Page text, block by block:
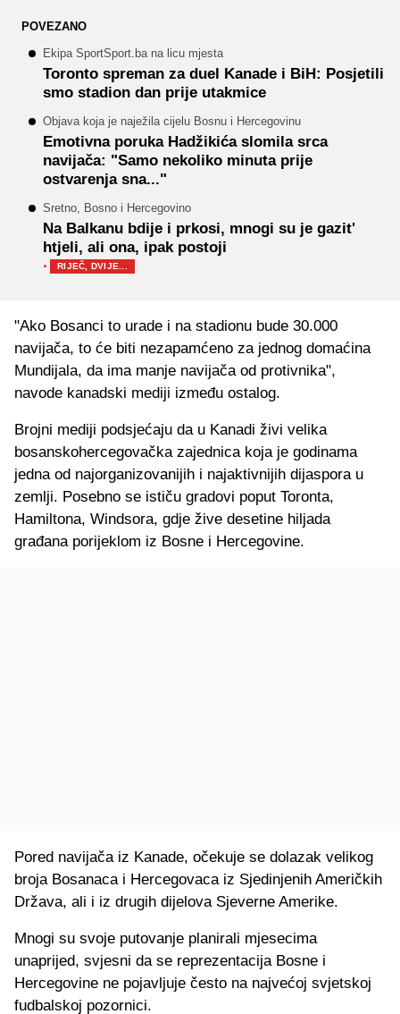
POVEZANO
Ekipa SportSport.ba na licu mjesta
Toronto spreman za duel Kanade i BiH: Posjetili
smo stadion dan prije utakmice
Objava koja je naježila cijelu Bosnu i Hercegovinu
Emotivna poruka Hadžikića slomila srca
navijača: "Samo nekoliko minuta prije
ostvarenja sna..."
Sretno, Bosno i Hercegovino
Na Balkanu bdije i prkosi, mnogi su je gazit'
htjeli, ali ona, ipak postoji
· RIJEČ, DVIJE...
"Ako Bosanci to urade i na stadionu bude 30.000
navijača, to će biti nezapamćeno za jednog domaćina
Mundijala, da ima manje navijača od protivnika",
navode kanadski mediji između ostalog.
Brojni mediji podsjećaju da u Kanadi živi velika
bosanskohercegovačka zajednica koja je godinama
jedna od najorganizovanijih i najaktivnijih dijaspora u
zemlji. Posebno se ističu gradovi poput Toronta,
Hamiltona, Windsora, gdje žive desetine hiljada
građana porijeklom iz Bosne i Hercegovine.
Pored navijača iz Kanade, očekuje se dolazak velikog
broja Bosanaca i Hercegovaca iz Sjedinjenih Američkih
Država, ali i iz drugih dijelova Sjeverne Amerike.
Mnogi su svoje putovanje planirali mjesecima
unaprijed, svjesni da se reprezentacija Bosne i
Hercegovine ne pojavljuje često na najvećoj svjetskoj
fudbalskoj pozornici.